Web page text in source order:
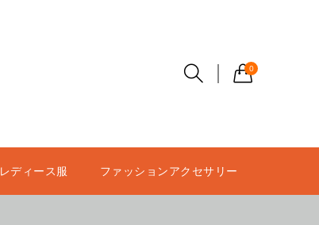
0
レディース服 ファッションアクセサリー